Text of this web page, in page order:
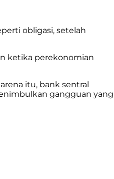
obligasi, setelah
ketika perekonomian
itu, bank sentral
gangguan yang